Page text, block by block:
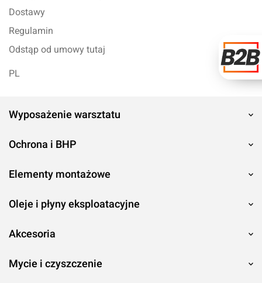
Dostawy
Regulamin
Odstąp od umowy tutaj
PL
Wyposażenie warsztatu
Ochrona i BHP
Elementy montażowe
Oleje i płyny eksploatacyjne
Akcesoria
Mycie i czyszczenie